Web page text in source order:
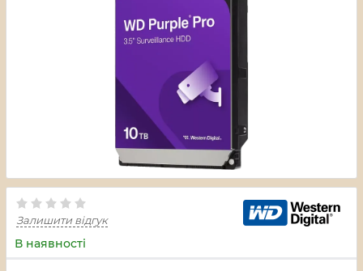
Залишити відгук
В наявності